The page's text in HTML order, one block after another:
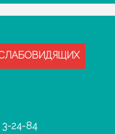
СЛАБОВИДЯЩИХ
3-24-84